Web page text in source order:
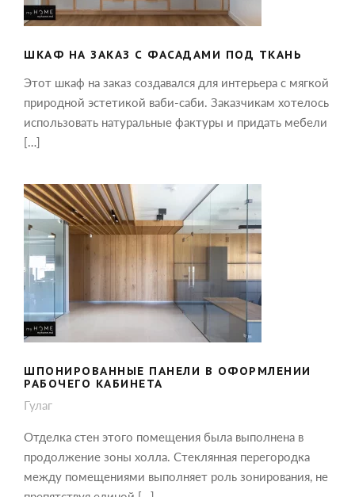
ШКАФ НА ЗАКАЗ С ФАСАДАМИ ПОД ТКАНЬ
Этот шкаф на заказ создавался для интерьера с мягкой
природной эстетикой ваби-саби. Заказчикам хотелось
использовать натуральные фактуры и придать мебели
[…]
ШПОНИРОВАННЫЕ ПАНЕЛИ В
ОФОРМЛЕНИИ РАБОЧЕГО КАБИНЕТА
ШПОНИРОВАННЫЕ ПАНЕЛИ В ОФОРМЛЕНИИ
РАБОЧЕГО КАБИНЕТА
Гулаг
Отделка стен этого помещения была выполнена в
продолжение зоны холла. Стеклянная перегородка
между помещениями выполняет роль зонирования, не